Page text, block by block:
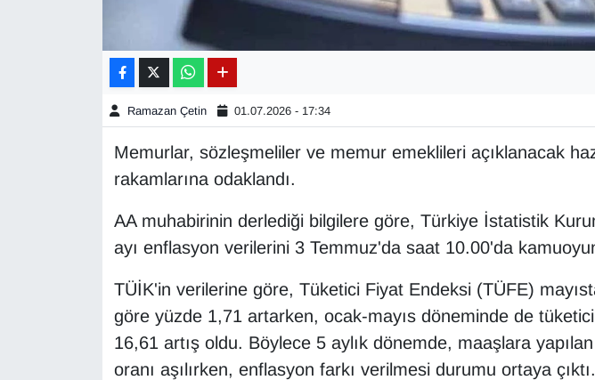
Ramazan Çetin 01.07.2026 - 17:34
Memurlar, sözleşmeliler ve memur emeklileri açıklanacak
rakamlarına odaklandı.
AA muhabirinin derlediği bilgilere göre, Türkiye İstatistik
ayı enflasyon verilerini 3 Temmuz'da saat 10.00'da
TÜİK'in verilerine göre, Tüketici Fiyat Endeksi (TÜFE)
göre yüzde 1,71 artarken, ocak-mayıs döneminde de
16,61 artış oldu. Böylece 5 aylık dönemde, maaşlara
oranı aşılırken, enflasyon farkı verilmesi durumu ortaya çıktı.
En çok konuşulanlar
GENEL
HABERDE İNSAN
Kamu Alımları